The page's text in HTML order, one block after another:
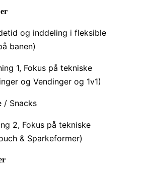
og inddeling i fleksible
banen)
1, Fokus på tekniske
og Vendinger og 1v1)
/ Snacks
2, Fokus på tekniske
& Sparkeformer)